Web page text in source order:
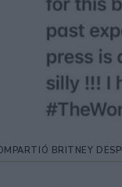
BRITNEY